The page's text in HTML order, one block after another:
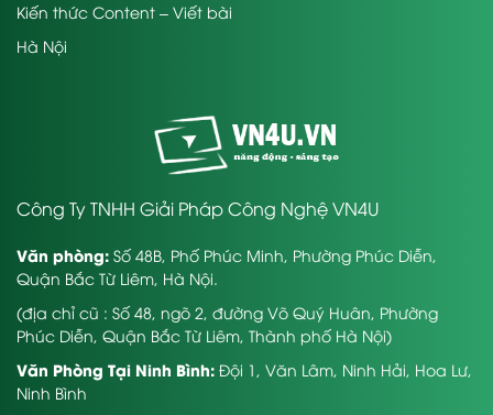
Kiến thức Content – Viết bài
Hà Nội
Công Ty TNHH Giải Pháp Công Nghệ VN4U
Văn phòng: Số 48B, Phố Phúc Minh, Phường Phúc Diễn,
Quận Bắc Từ Liêm, Hà Nội.
(địa chỉ cũ : Số 48, ngõ 2, đường Võ Quý Huân, Phường
Phúc Diễn, Quận Bắc Từ Liêm, Thành phố Hà Nội)
Văn Phòng Tại Ninh Bình: Đội 1, Văn Lâm, Ninh Hải, Hoa Lư,
Ninh Bình